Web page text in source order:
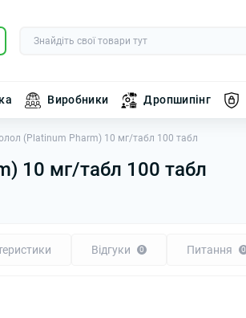
Виробники Дропшипінг
(Platinum Pharm) 10 мг/табл 100 табл
10 мг/табл 100 табл
Відгуки 0 Питання 0